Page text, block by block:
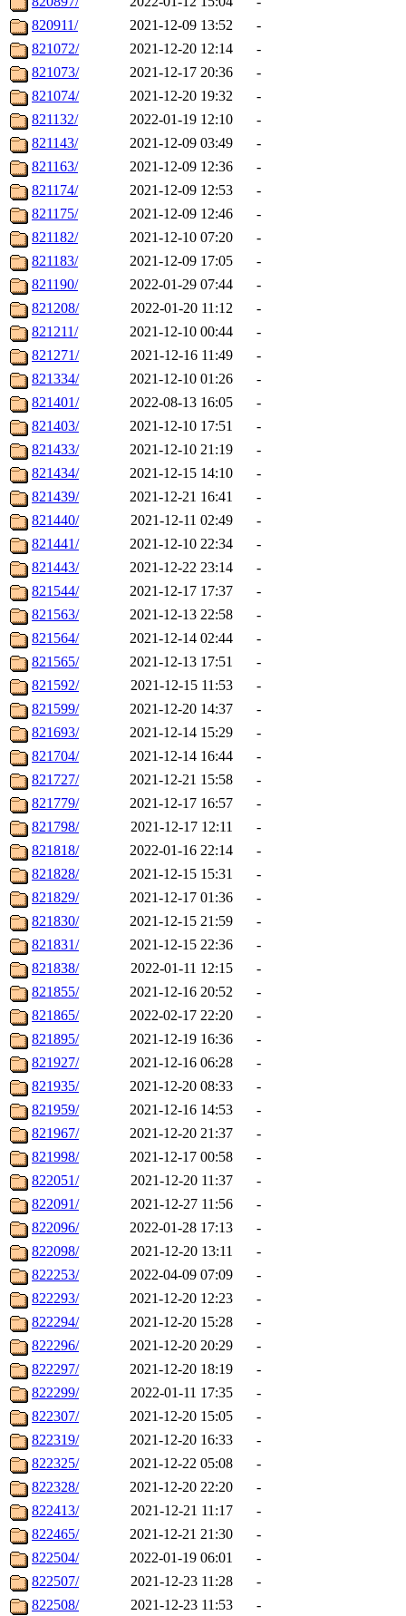
820911/
2021-12-09 13:52
-
821072/
2021-12-20 12:14
-
821073/
2021-12-17 20:36
-
821074/
2021-12-20 19:32
-
821132/
2022-01-19 12:10
-
821143/
2021-12-09 03:49
-
821163/
2021-12-09 12:36
-
821174/
2021-12-09 12:53
-
821175/
2021-12-09 12:46
-
821182/
2021-12-10 07:20
-
821183/
2021-12-09 17:05
-
821190/
2022-01-29 07:44
-
821208/
2022-01-20 11:12
-
821211/
2021-12-10 00:44
-
821271/
2021-12-16 11:49
-
821334/
2021-12-10 01:26
-
821401/
2022-08-13 16:05
-
821403/
2021-12-10 17:51
-
821433/
2021-12-10 21:19
-
821434/
2021-12-15 14:10
-
821439/
2021-12-21 16:41
-
821440/
2021-12-11 02:49
-
821441/
2021-12-10 22:34
-
821443/
2021-12-22 23:14
-
821544/
2021-12-17 17:37
-
821563/
2021-12-13 22:58
-
821564/
2021-12-14 02:44
-
821565/
2021-12-13 17:51
-
821592/
2021-12-15 11:53
-
821599/
2021-12-20 14:37
-
821693/
2021-12-14 15:29
-
821704/
2021-12-14 16:44
-
821727/
2021-12-21 15:58
-
821779/
2021-12-17 16:57
-
821798/
2021-12-17 12:11
-
821818/
2022-01-16 22:14
-
821828/
2021-12-15 15:31
-
821829/
2021-12-17 01:36
-
821830/
2021-12-15 21:59
-
821831/
2021-12-15 22:36
-
821838/
2022-01-11 12:15
-
821855/
2021-12-16 20:52
-
821865/
2022-02-17 22:20
-
821895/
2021-12-19 16:36
-
821927/
2021-12-16 06:28
-
821935/
2021-12-20 08:33
-
821959/
2021-12-16 14:53
-
821967/
2021-12-20 21:37
-
821998/
2021-12-17 00:58
-
822051/
2021-12-20 11:37
-
822091/
2021-12-27 11:56
-
822096/
2022-01-28 17:13
-
822098/
2021-12-20 13:11
-
822253/
2022-04-09 07:09
-
822293/
2021-12-20 12:23
-
822294/
2021-12-20 15:28
-
822296/
2021-12-20 20:29
-
822297/
2021-12-20 18:19
-
822299/
2022-01-11 17:35
-
822307/
2021-12-20 15:05
-
822319/
2021-12-20 16:33
-
822325/
2021-12-22 05:08
-
822328/
2021-12-20 22:20
-
822413/
2021-12-21 11:17
-
822465/
2021-12-21 21:30
-
822504/
2022-01-19 06:01
-
822507/
2021-12-23 11:28
-
822508/
2021-12-23 11:53
-